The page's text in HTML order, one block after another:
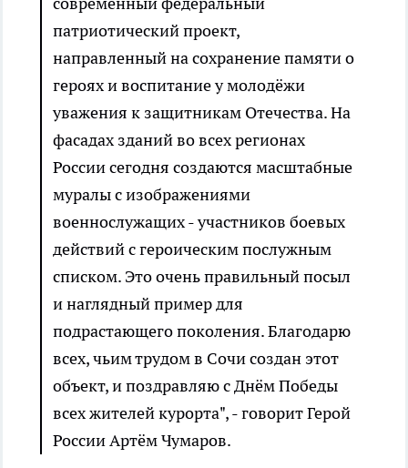
патриотический проект,
направленный на сохранение памяти о
героях и воспитание у молодёжи
уважения к защитникам Отечества. На
фасадах зданий во всех регионах
России сегодня создаются масштабные
муралы с изображениями
военнослужащих - участников боевых
действий с героическим послужным
списком. Это очень правильный посыл
и наглядный пример для
подрастающего поколения. Благодарю
всех, чьим трудом в Сочи создан этот
объект, и поздравляю с Днём Победы
всех жителей курорта", - говорит Герой
России Артём Чумаров.